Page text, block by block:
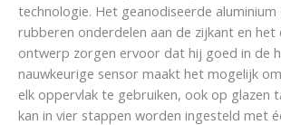
technologie. Het geanodiseerde
rubberen onderdelen aan de zijkant en het
ontwerp zorgen ervoor dat hij goed in de
nauwkeurige sensor maakt het mogelijk
elk oppervlak te gebruiken, ook op glazen
kan in vier stappen worden ingesteld met